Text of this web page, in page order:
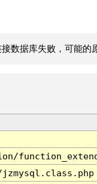
数据库失败，可能的